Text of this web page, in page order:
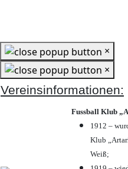
×
×
Vereinsinformationen:
Fussball Klub
1912 –
Klub
Weiß;